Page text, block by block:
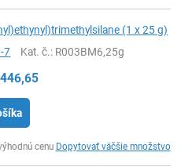
(1 x 25 g)
7 Kat. č.: R003BM6,25g
446,65
cenu Dopytovať väčšie množstvo